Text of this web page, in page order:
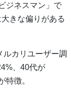
ジネスマン」で
きな偏りがある
ルカリユーザー調
、40代が
特徴。